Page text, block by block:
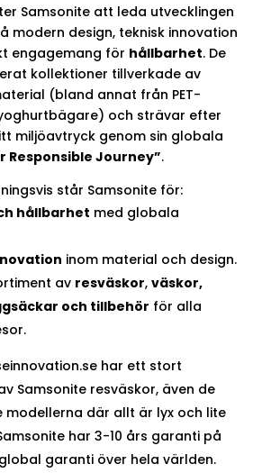
Samsonite att leda utvecklingen
modern design, teknisk innovation
engagemang för hållbarhet. De
kollektioner tillverkade av
(bland annat från PET-
och strävar efter
miljöavtryck genom sin globala
Responsible Journey”.
står Samsonite för:
hållbarhet med globala
inom material och design.
av resväskor, väskor,
och tillbehör för alla
har ett stort
Samsonite resväskor, även de
modellerna där allt är lyx och lite
har 3-10 års garanti på
garanti över hela världen.